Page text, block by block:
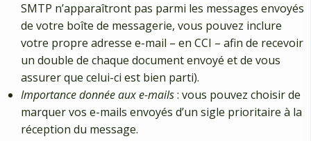
SMTP n’apparaîtront pas parmi les messages envoyés
de votre boîte de messagerie, vous pouvez inclure
votre propre adresse e-mail – en CCI – afin de recevoir
un double de chaque document envoyé et de vous
assurer que celui-ci est bien parti).
Importance donnée aux e-mails: vous pouvez choisir de
marquer vos e-mails envoyés d’un sigle prioritaire à la
réception du message.